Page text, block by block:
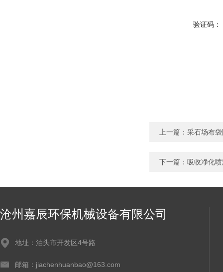
验证码：
上一篇： 采石场布
下一篇： 吸收净化
沧州嘉辰环保机械设备有限公司
地址：泊头市开发区4号路
邮箱：jiachenhuanbao@163.com